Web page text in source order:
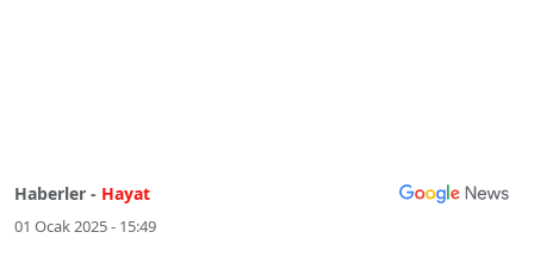
Haberler - Hayat
01 Ocak 2025 - 15:49